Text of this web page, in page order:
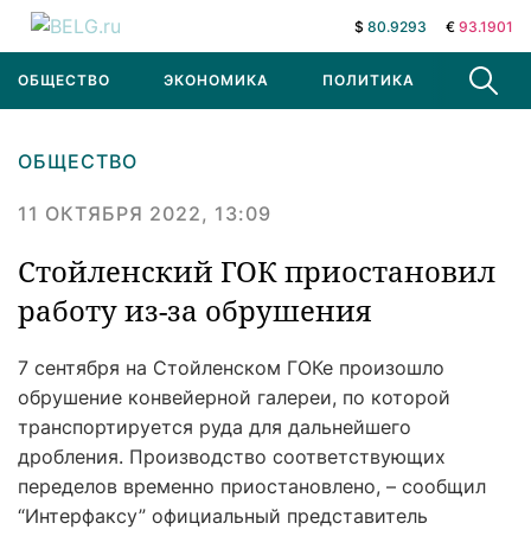
$ 80.9293 € 93.1901
ОБЩЕСТВО ЭКОНОМИКА ПОЛИТИКА В МИРЕ
ОБЩЕСТВО
11 ОКТЯБРЯ 2022, 13:09
Стойленский ГОК приостановил
работу из-за обрушения
7 сентября на Стойленском ГОКе произошло
обрушение конвейерной галереи, по которой
транспортируется руда для дальнейшего
дробления. Производство соответствующих
переделов временно приостановлено, – сообщил
“Интерфаксу” официальный представитель